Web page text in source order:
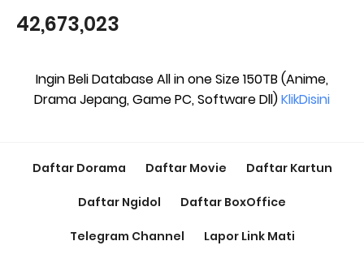
42,673,023
Ingin Beli Database All in one Size 150TB (Anime,
Drama Jepang, Game PC, Software Dll)KlikDisini
Daftar Dorama Daftar Movie Daftar Kartun
Daftar Ngidol Daftar BoxOffice
Telegram Channel Lapor Link Mati